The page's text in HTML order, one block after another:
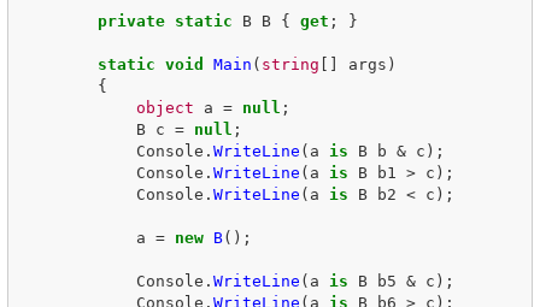
private static B B { get ; }
static void Main ( string [] args )
{
object
a = null ;
B
c = null ;
Console . WriteLine ( a is B b & c );
Console . WriteLine ( a is B b1 > c );
Console . WriteLine ( a is B b2 < c );
a = new B();
Console . WriteLine ( a is B b5 & c );
Console . WriteLine ( a is B b6 > c );